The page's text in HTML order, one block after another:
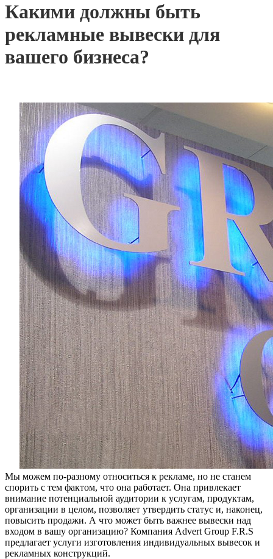
Какими должны быть
рекламные вывески для
вашего бизнеса?
Мы можем по-разному относиться к рекламе, но не станем
спорить с тем фактом, что она работает. Она привлекает
внимание потенциальной аудитории к услугам, продуктам,
организации в целом, позволяет утвердить статус и, наконец,
повысить продажи. А что может быть важнее вывески над
входом в вашу организацию? Компания Advert Group F.R.S
предлагает услуги изготовления индивидуальных вывесок и
рекламных конструкций.